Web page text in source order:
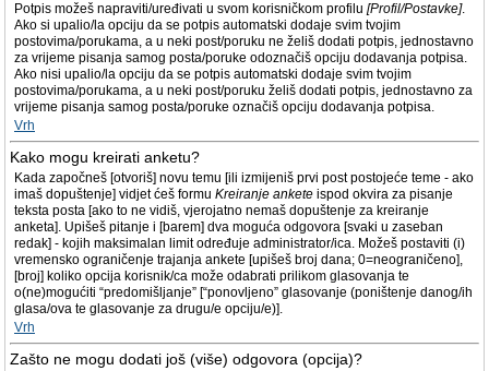
Potpis možeš napraviti/uređivati u svom korisničkom profilu [Profil/Postavke].
Ako si upalio/la opciju da se potpis automatski dodaje svim tvojim
postovima/porukama, a u neki post/poruku ne želiš dodati potpis, jednostavno
za vrijeme pisanja samog posta/poruke odoznačiš opciju dodavanja potpisa.
Ako nisi upalio/la opciju da se potpis automatski dodaje svim tvojim
postovima/porukama, a u neki post/poruku želiš dodati potpis, jednostavno za
vrijeme pisanja samog posta/poruke označiš opciju dodavanja potpisa.
Vrh
Kako mogu kreirati anketu?
Kada započneš [otvoriš] novu temu [ili izmijeniš prvi post postojeće teme - ako
imaš dopuštenje] vidjet ćeš formu Kreiranje ankete ispod okvira za pisanje
teksta posta [ako to ne vidiš, vjerojatno nemaš dopuštenje za kreiranje
anketa]. Upišeš pitanje i [barem] dva moguća odgovora [svaki u zaseban
redak] - kojih maksimalan limit određuje administrator/ica. Možeš postaviti (i)
vremensko ograničenje trajanja ankete [upišeš broj dana; 0=neograničeno],
[broj] koliko opcija korisnik/ca može odabrati prilikom glasovanja te
o(ne)mogućiti “predomišljanje” [“ponovljeno” glasovanje (poništenje danog/ih
glasa/ova te glasovanje za drugu/e opciju/e)].
Vrh
Zašto ne mogu dodati još (više) odgovora (opcija)?